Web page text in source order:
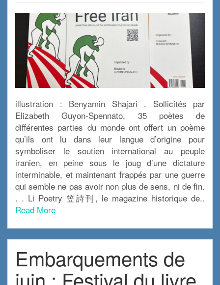
illustration : Benyamin Shajari . Sollicités par
Elizabeth Guyon-Spennato, 35 poètes de
différentes parties du monde ont offert un poème
qu’ils ont lu dans leur langue d’origine pour
symboliser le soutien international au peuple
iranien, en peine sous le joug d’une dictature
interminable, et maintenant frappés par une guerre
qui semble ne pas avoir non plus de sens, ni de fin.
. . Li Poetry 笠詩刊, le magazine historique de..
Read More
Embarquements de
juin : Festival du livre